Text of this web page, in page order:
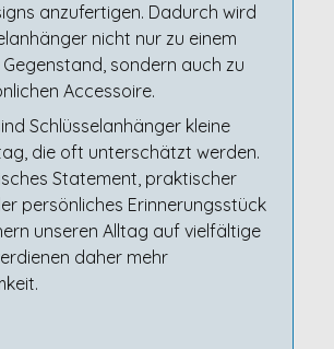
anzufertigen. Dadurch wird
nicht nur zu einem
sondern auch zu
Accessoire.
Schlüsselanhänger kleine
die oft unterschätzt werden.
Statement, praktischer
persönliches Erinnerungsstück
unseren Alltag auf vielfältige
daher mehr